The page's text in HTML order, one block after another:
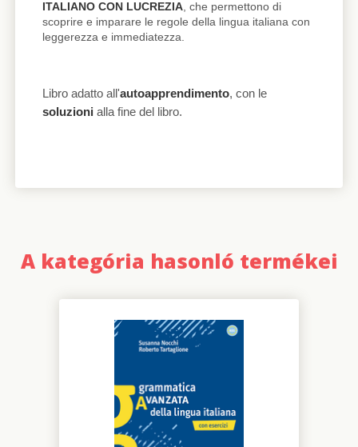
ITALIANO CON LUCREZIA, che permettono di
scoprire e imparare le regole della lingua italiana con
leggerezza e immediatezza.
Libro adatto all'autoapprendimento, con le
soluzioni alla fine del libro.
A kategória hasonló termékei